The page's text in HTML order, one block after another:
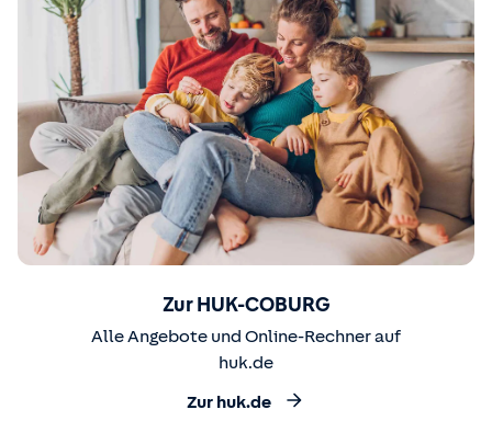
Zur HUK-COBURG
Alle Angebote und Online-Rechner auf
huk.de
Zur huk.de